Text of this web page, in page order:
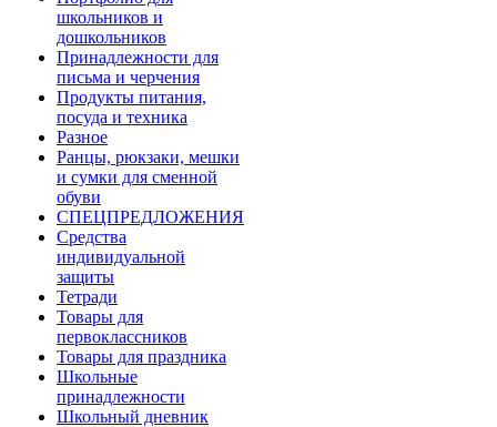
школьников и
дошкольников
Принадлежности для
письма и черчения
Продукты питания,
посуда и техника
Разное
Ранцы, рюкзаки, мешки
и сумки для сменной
обуви
СПЕЦПРЕДЛОЖЕНИЯ
Средства
индивидуальной
защиты
Тетради
Товары для
первоклассников
Товары для праздника
Школьные
принадлежности
Школьный дневник